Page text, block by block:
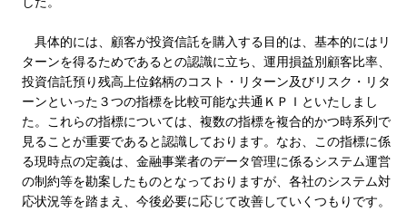
具体的には、顧客が投資信託を購入する目的は、基本的にはリ
ターンを得るためであるとの認識に立ち、運用損益別顧客比率、
投資信託預り残高上位銘柄のコスト・リターン及びリスク・リタ
ーンといった３つの指標を比較可能な共通ＫＰＩといたしまし
た。これらの指標については、複数の指標を複合的かつ時系列で
見ることが重要であると認識しております。なお、この指標に係
る現時点の定義は、金融事業者のデータ管理に係るシステム運営
の制約等を勘案したものとなっておりますが、各社のシステム対
応状況等を踏まえ、今後必要に応じて改善していくつもりです。